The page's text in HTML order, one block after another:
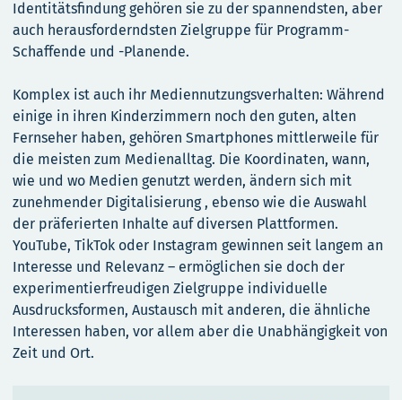
Identitätsfindung gehören sie zu der spannendsten, aber
auch herausforderndsten Zielgruppe für Programm-
Schaffende und -Planende.
Komplex ist auch ihr Mediennutzungsverhalten: Während
einige in ihren Kinderzimmern noch den guten, alten
Fernseher haben, gehören Smartphones mittlerweile für
die meisten zum Medienalltag. Die Koordinaten, wann,
wie und wo Medien genutzt werden, ändern sich mit
zunehmender Digitalisierung , ebenso wie die Auswahl
der präferierten Inhalte auf diversen Plattformen.
YouTube, TikTok oder Instagram gewinnen seit langem an
Interesse und Relevanz – ermöglichen sie doch der
experimentierfreudigen Zielgruppe individuelle
Ausdrucksformen, Austausch mit anderen, die ähnliche
Interessen haben, vor allem aber die Unabhängigkeit von
Zeit und Ort.